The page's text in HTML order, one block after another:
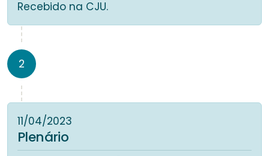
Recebido na CJU.
2
11/04/2023
Plenário